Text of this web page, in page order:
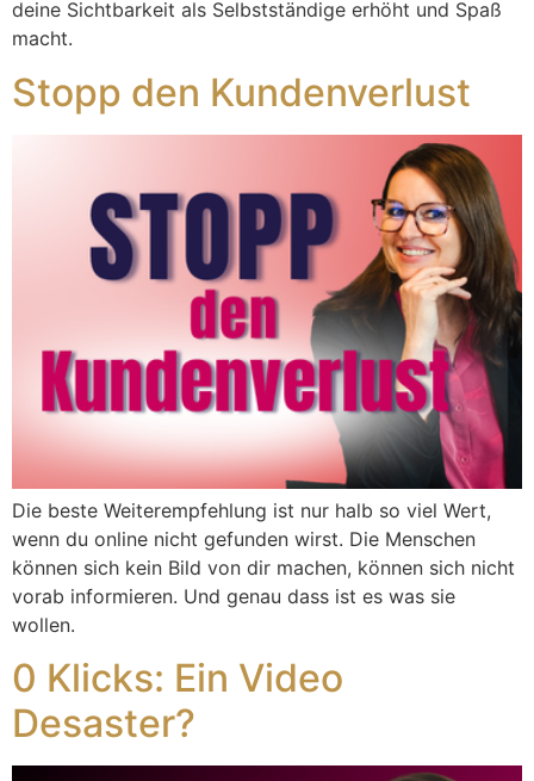
deine Sichtbarkeit als Selbstständige erhöht und Spaß
macht.
Stopp den Kundenverlust
Die beste Weiterempfehlung ist nur halb so viel Wert,
wenn du online nicht gefunden wirst. Die Menschen
können sich kein Bild von dir machen, können sich nicht
vorab informieren. Und genau dass ist es was sie
wollen.
0 Klicks: Ein Video
Desaster?